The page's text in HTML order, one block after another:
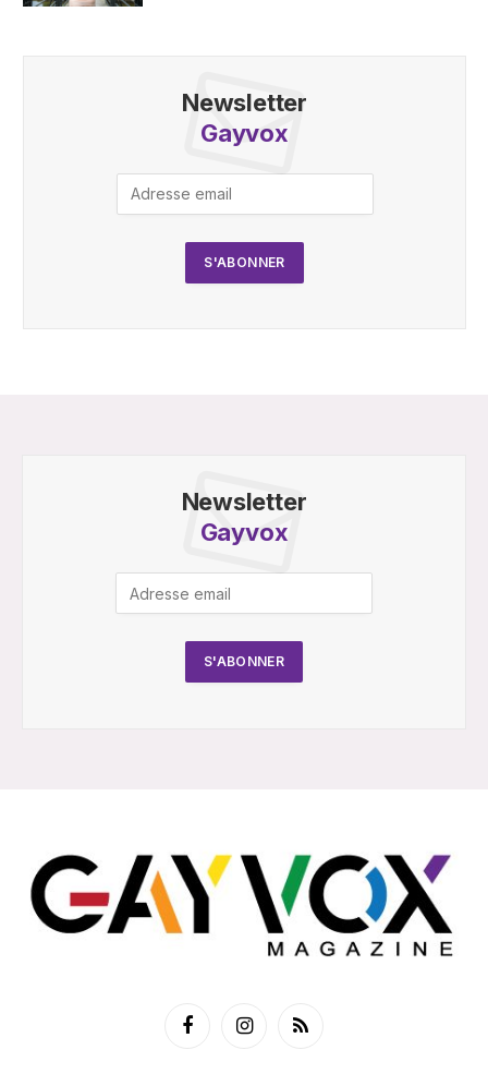
Newsletter
Gayvox
Newsletter
Gayvox
FacebookInstagramRSS